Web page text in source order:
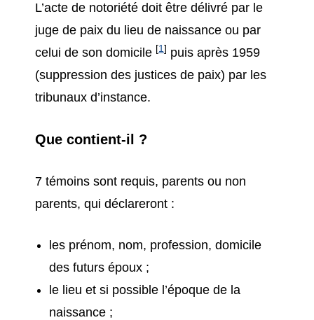
L’acte de notoriété doit être délivré par le
juge de paix du lieu de naissance ou par
celui de son domicile [1] puis après 1959
(suppression des justices de paix) par les
tribunaux d’instance.
Que contient-il ?
7 témoins sont requis, parents ou non
parents, qui déclareront :
les prénom, nom, profession, domicile
des futurs époux ;
le lieu et si possible l’époque de la
naissance ;